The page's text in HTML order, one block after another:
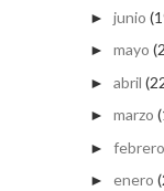
► junio
► mayo
► abril
► marzo
► febrero
► enero